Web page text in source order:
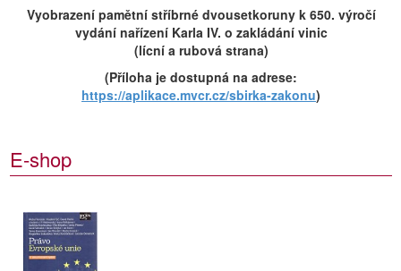
Vyobrazení pamětní stříbrné dvousetkoruny k 650. výročí
vydání nařízení Karla IV. o zakládání vinic
(lícní a rubová strana)
(Příloha je dostupná na adrese:
https://aplikace.mvcr.cz/sbirka-zakonu)
E-shop